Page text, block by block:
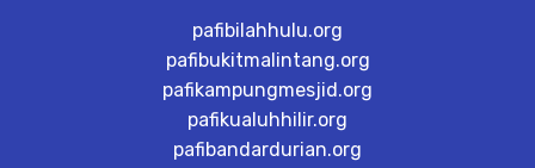
pafibilahhulu.org
pafibukitmalintang.org
pafikampungmesjid.org
pafikualuhhilir.org
pafibandardurian.org